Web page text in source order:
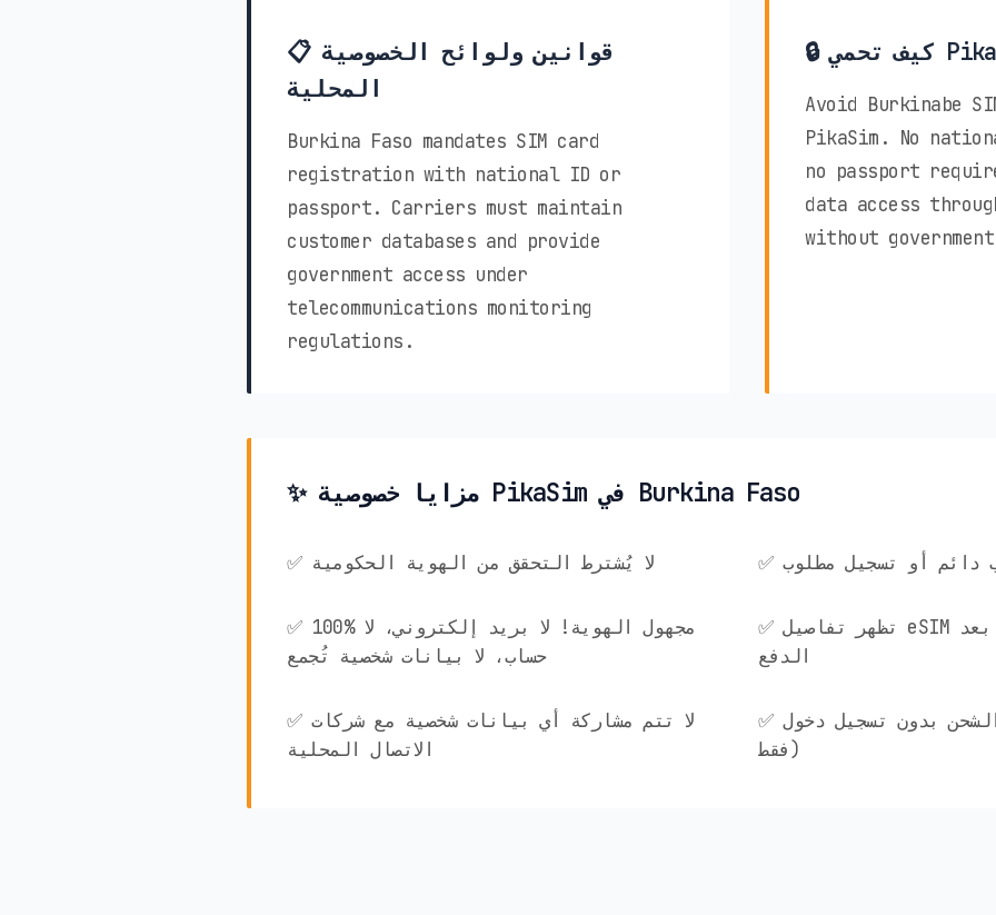
📋 قوانين ولوائح الخصوصية
المحلية
Burkina Faso mandates SIM card
registration with national ID or
passport. Carriers must maintain
customer databases and provide
government access under
telecommunications monitoring
regulations.
Avoid Burkinabe
PikaSim. No
no passport
data access
without
✨ مزايا خصوصية PikaSim في Burkina Faso
✅ لا يُشترط التحقق من الهوية الحكومية دائم أو تسجيل مطلوب
✅ 100% مجهول الهوية! لا بريد إلكتروني، لا
حساب، لا بيانات شخصية تُجمع
✅ تظهر تفاصيل eSIM فورًا على الشاشة بعد
الدفع
✅ لا تتم مشاركة أي بيانات شخصية مع شركات
الاتصال المحلية
✅ إعادة الشحن بدون تسجيل دخول (رقم ICCID
فقط)